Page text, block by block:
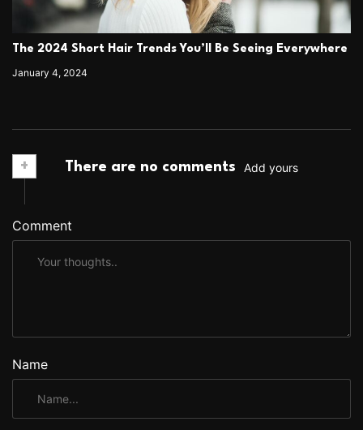
The 2024 Short Hair Trends You’ll Be Seeing Everywhere
January 4, 2024
+ There are no comments Add yours
Comment
Name